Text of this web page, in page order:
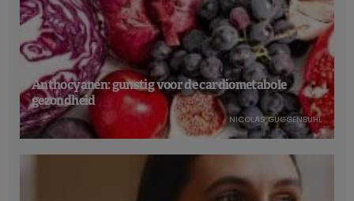
Anthocyanen: gunstig voor de cardiometabole
gezondheid
NICOLAS GUGGENBÜHL